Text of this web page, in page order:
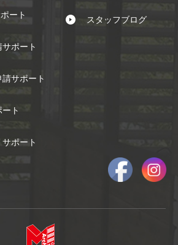
ート
ポート
サポート
ト
ポート
スタッフブログ